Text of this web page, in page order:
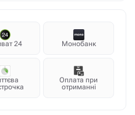
24 Монобанк
Оплата при
отриманні